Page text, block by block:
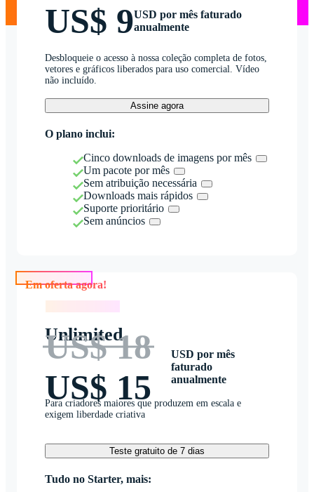
US$ 9USD por mês faturado
anualmente
Desbloqueie o acesso à nossa coleção completa de fotos,
vetores e gráficos liberados para uso comercial. Vídeo
não incluído.
Assine agora
O plano inclui:
Cinco downloads de imagens por mês
Um pacote por mês
Sem atribuição necessária
Downloads mais rápidos
Suporte prioritário
Sem anúncios
Unlimited
US$ 18
US$ 15
USD por mês
faturado
anualmente
Para criadores maiores que produzem em escala e
exigem liberdade criativa
Teste gratuito de 7 dias
Tudo no Starter, mais: